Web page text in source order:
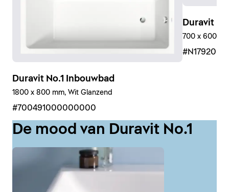
Duravit No.1 Inbouwbad
1800 x 800 mm, Wit Glanzend
#700491000000000
Duravit
700 x 600
De mood van Duravit No.1